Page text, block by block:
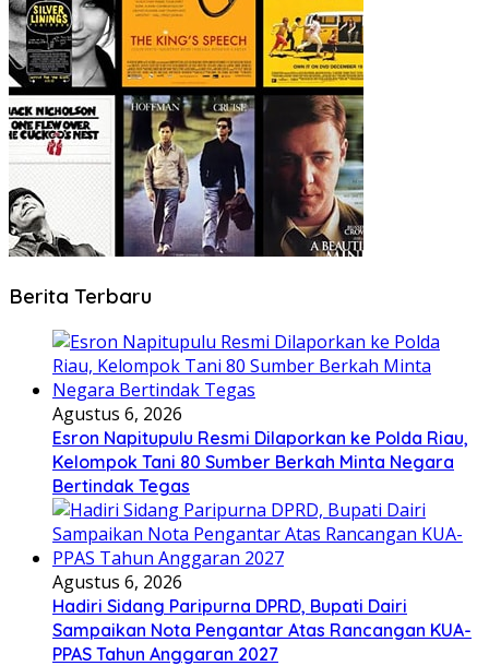
Berita Terbaru
Agustus 6, 2026
Esron Napitupulu Resmi Dilaporkan ke Polda Riau,
Kelompok Tani 80 Sumber Berkah Minta Negara
Bertindak Tegas
Agustus 6, 2026
Hadiri Sidang Paripurna DPRD, Bupati Dairi
Sampaikan Nota Pengantar Atas Rancangan KUA-
PPAS Tahun Anggaran 2027